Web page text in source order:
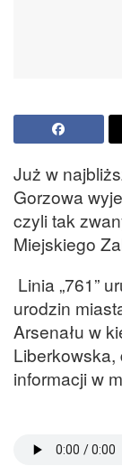
Już w
Gorzowa
czyli tak
Miejskiego
Linia „761”
urodzin
Arsenału w
Liberkowska,
informacji w